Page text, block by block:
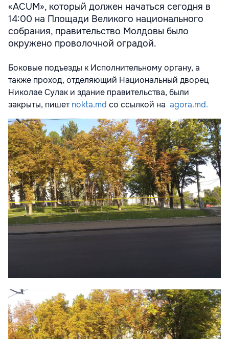
«ACUM», который должен начаться сегодня в
14:00 на Площади Великого национального
собрания, правительство Молдовы было
окружено проволочной оградой.
Боковые подъезды к Исполнительному органу, а
также проход, отделяющий Национальный дворец
Николае Сулак и здание правительства, были
закрыты, пишетnokta.md со ссылкой на agora.md.